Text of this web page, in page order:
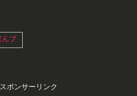
スポンサーリンク